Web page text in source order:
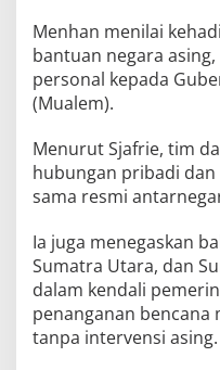
Menhan menilai
bantuan negara
personal kepada
(Mualem).
Menurut Sjafrie, tim
hubungan pribadi
sama resmi
Ia juga menegaskan
Sumatra Utara, dan
dalam kendali
penanganan bencana
tanpa intervensi asing.